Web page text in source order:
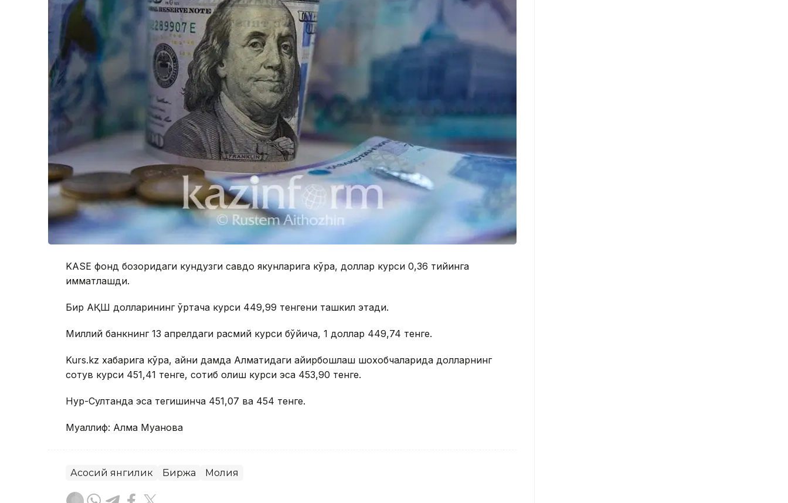
KASE фонд бозоридаги кундузги савдо якунларига кўра, доллар курси 0,36 тийинга
қимматлашди.
Бир АҚШ долларининг ўртача курси 449,99 тенгени ташкил этади.
Миллий банкнинг 13 апрелдаги расмий курси бўйича, 1 доллар 449,74 тенге.
Kurs.kz хабарига кўра, айни дамда Алматидаги айирбошлаш шохобчаларида долларнинг
сотув курси 451,41 тенге, сотиб олиш курси эса 453,90 тенге.
Нур-Султанда эса тегишинча 451,07 ва 454 тенге.
Муаллиф: Алма Муқанова
Асосий янгилик Биржа Молия